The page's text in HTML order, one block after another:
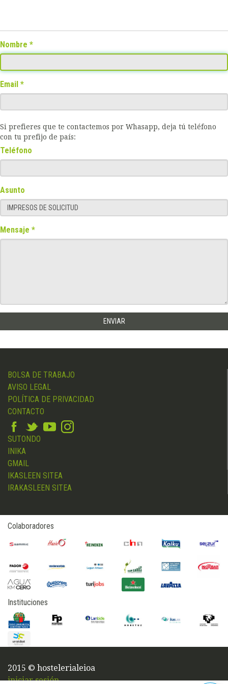
Nombre
Email
Si prefieres que te contactemos por Whasapp, deja tú teléfono
con tu prefijo de país:
Teléfono
Asunto
Mensaje
BOLSA DE TRABAJO
AVISO LEGAL
POLÍTICA DE PRIVACIDAD
CONTACTO
SUTONDO
INIKA
GMAIL
IKASLEEN SITEA
IRAKASLEEN SITEA
Colaboradores
Instituciones
2015 © hostelerialeioa
iniciar sesión